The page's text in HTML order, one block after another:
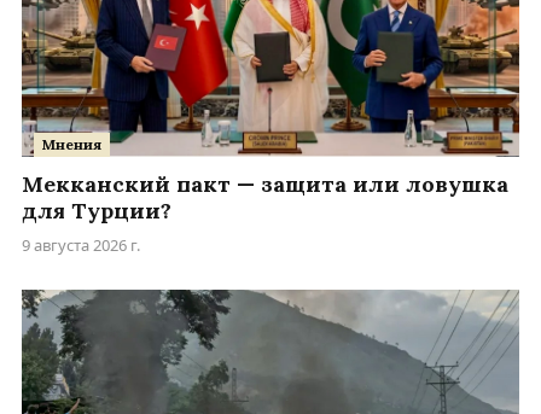
Мнения
Мекканский пакт — защита или ловушка
для Турции?
9 августа 2026 г.